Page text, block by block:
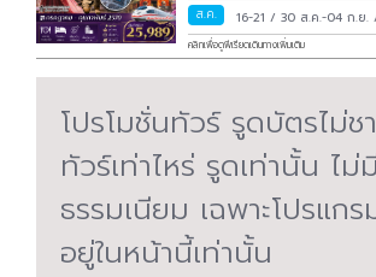
ส.ค. 16-21/30 ส.ค.-04 ก.ย.
คลิกเพื่อดูพีเรียดเดินทางเพิ่มเติม
โปรโมชั่นทัวร์ รูดบัตรไม่ช
ทัวร์เท่าไหร่ รูดเท่านั้น ไม่
ธรรมเนียม เฉพาะโปรแก
อยู่ในหน้านี้เท่านั้น